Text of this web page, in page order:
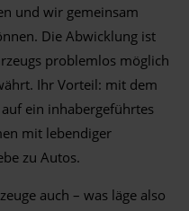
und wir gemeinsam
Die Abwicklung ist
problemlos möglich
Ihr Vorteil: mit dem
ein inhabergeführtes
mit lebendiger
zu Autos.
auch – was läge also